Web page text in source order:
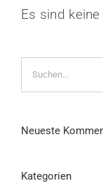
Es sind
Suche
nach:
Neueste
Kategorien